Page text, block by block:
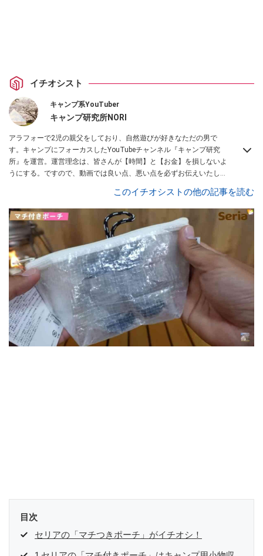
イチオシスト
キャンプ系YouTuber
キャンプ研究所NORI
アラフォーで2児の親父をしており、自然遊びが好きなただの男で
す。キャンプにフォーカスしたYouTubeチャンネル『キャンプ研究
所』を運営。運営理念は、皆さんが【時間】と【お金】を損しないよ
うにする。ですので、動画では良い点、悪い点を必ずお伝えいたしま
このイチオシストの他の記事を読む
目次
セリアの「マチつきポーチ」がイチオシ！